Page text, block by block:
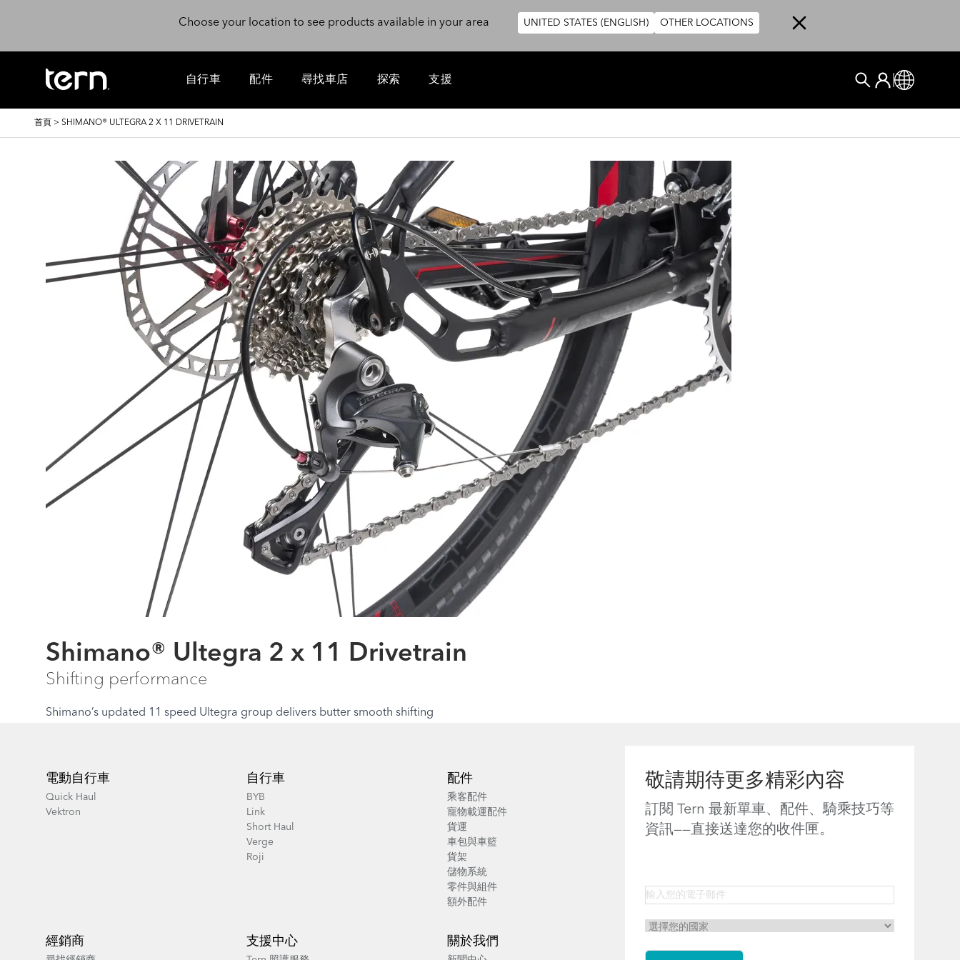
Choose your location to see products available in your area
UNITED STATES (ENGLISH) OTHER LOCATIONS
自行車 配件 尋找車店 探索 支援
搜尋
User account
登入
Global
導
首頁 > SHIMANO® ULTEGRA 2 X 11 DRIVETRAIN
Shimano® Ultegra 2 x 11 Drivetrain
Shifting performance
Shimano’s updated 11 speed Ultegra group delivers butter smooth shifting
敬請期待更多精彩內容
訂閱 Tern 最新單車、配件、騎乘技巧等
資訊——直接送達您的收件匣。
電動自行車
Quick Haul
Vektron
自行車
BYB
Link
Short Haul
Verge
Roji
配件
乘客配件
寵物載運配件
貨運
車包與車籃
貨架
儲物系統
零件與組件
額外配件
經銷商 支援中心 關於我們